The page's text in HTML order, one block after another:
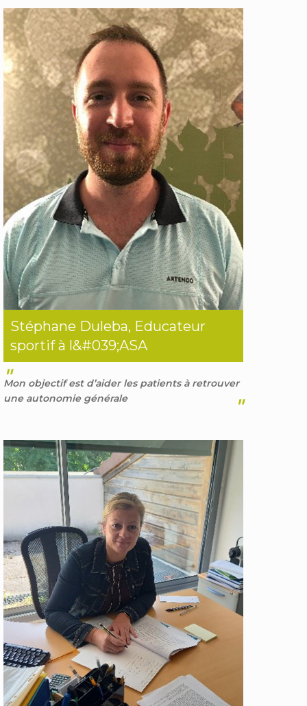
Stéphane Duleba, Educateur
sportif à l&#039;ASA
"
Mon objectif est d’aider les patients à retrouver
une autonomie générale
"